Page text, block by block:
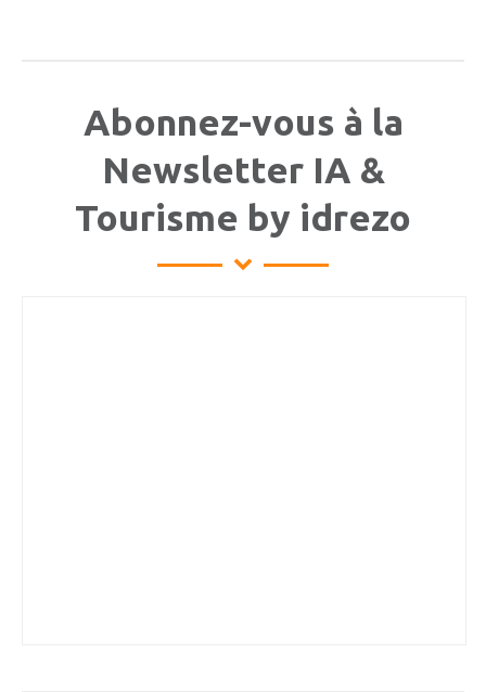
Abonnez-vous à la
Newsletter IA &
Tourisme by idrezo